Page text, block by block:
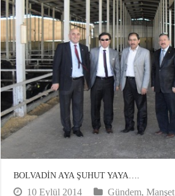
BOLVADİN AYA ŞUHUT YAYA….
10 Eylül 2014 Gündem,Manşet